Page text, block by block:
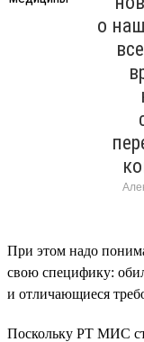
о
При этом надо
свою специфику:
и отличающиеся
Поскольку РТ МИС